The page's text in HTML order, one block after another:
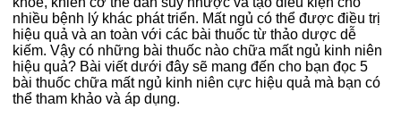
nhiều bệnh lý khác phát triển. Mất ngủ có thể được điều trị
hiệu quả và an toàn với các bài thuốc từ thảo dược dễ
kiếm. Vậy có những bài thuốc nào chữa mất ngủ kinh niên
hiệu quả? Bài viết dưới đây sẽ mang đến cho bạn đọc 5
bài thuốc chữa mất ngủ kinh niên cực hiệu quả mà bạn có
thể tham khảo và áp dụng.